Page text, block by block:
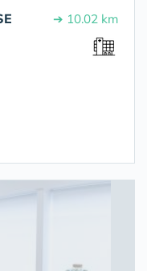
➔ 10.02 km